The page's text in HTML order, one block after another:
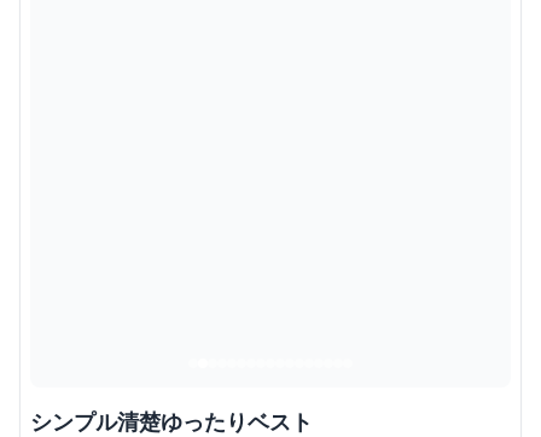
シンプル清楚ゆったりベスト